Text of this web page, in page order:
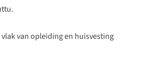
van opleiding en huisvesting